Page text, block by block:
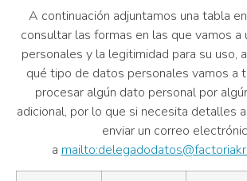
A continuación adjuntamos una tabla
consultar las formas en las que vamos a
personales y la legitimidad para su uso,
qué tipo de datos personales vamos a
procesar algún dato personal por
adicional, por lo que si necesita detalles
enviar un correo
a